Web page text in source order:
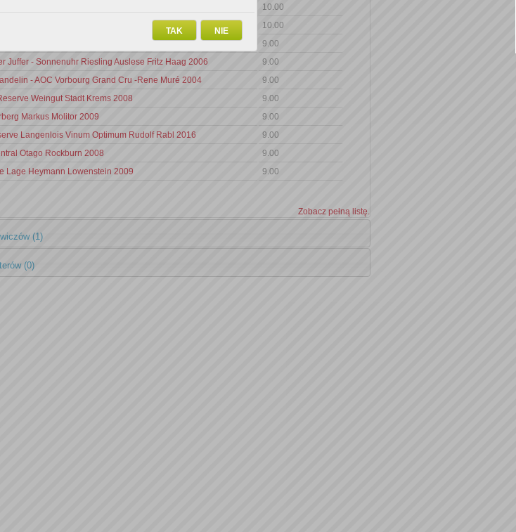
10.00
10.00
9.00
Juffer - Sonnenuhr Riesling Auslese Fritz Haag 2006
9.00
- AOC Vorbourg Grand Cru -Rene Muré 2004
9.00
Weingut Stadt Krems 2008
9.00
Markus Molitor 2009
9.00
Langenlois Vinum Optimum Rudolf Rabl 2016
9.00
Otago Rockburn 2008
9.00
Lage Heymann Lowenstein 2009
9.00
Zobacz pełną listę.
(1)
(0)
NIE
TAK